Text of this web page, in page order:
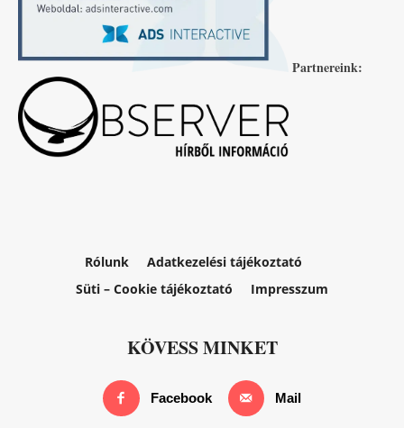
Partnereink:
Rólunk
Adatkezelési tájékoztató
Süti – Cookie tájékoztató
Impresszum
KÖVESS MINKET
Facebook Mail